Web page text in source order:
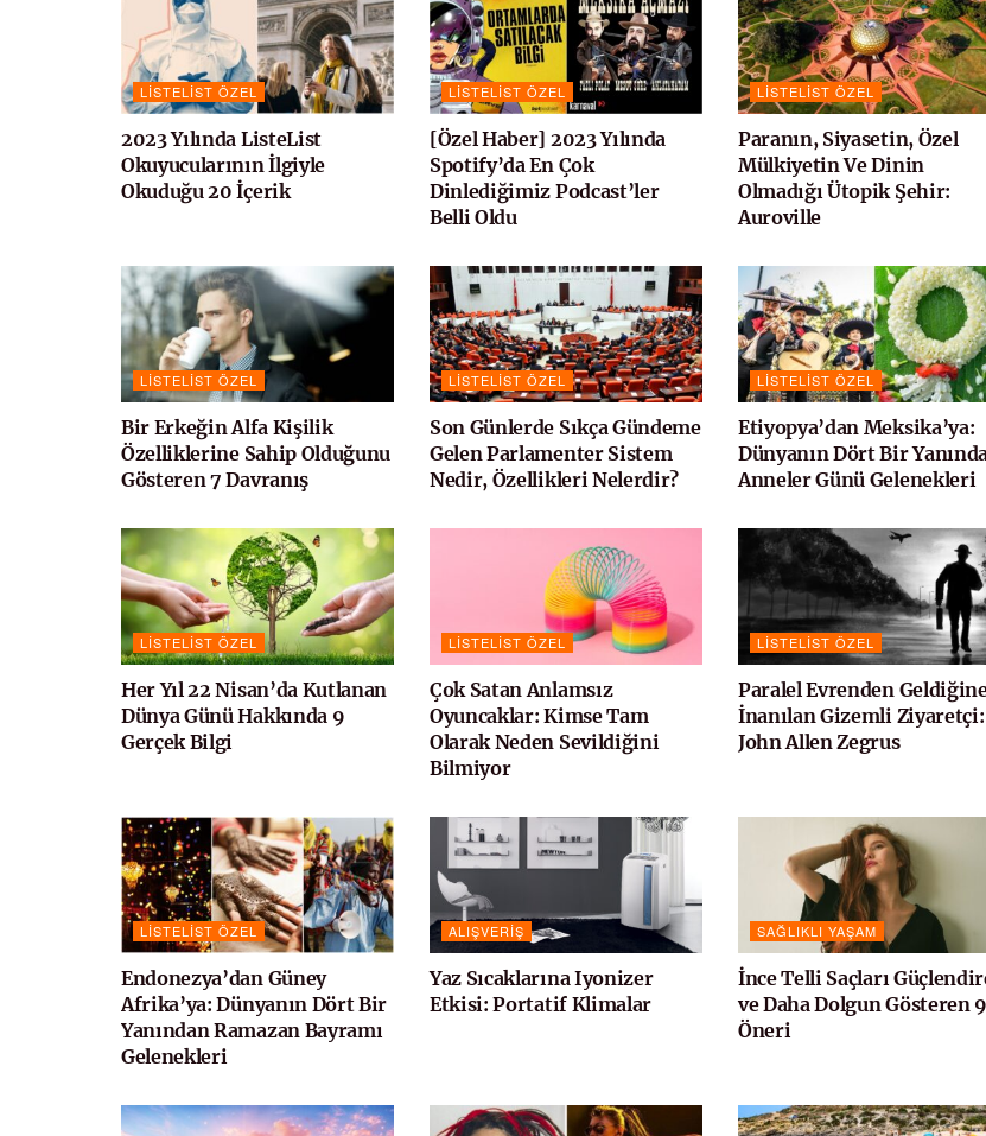
LISTELIST ÖZEL
2023 Yılında ListeList
Okuyucularının İlgiyle
Okuduğu 20 İçerik
LISTELIST ÖZEL
[Özel Haber] 2023 Yılında
Spotify’da En Çok
Dinlediğimiz Podcast’ler
Belli Oldu
LISTELIST ÖZEL
Paranın, Siyasetin, Özel
Mülkiyetin Ve Dinin
Olmadığı Ütopik Şehir:
Auroville
LISTELIST ÖZEL
Bir Erkeğin Alfa Kişilik
Özelliklerine Sahip Olduğunu
Gösteren 7 Davranış
LISTELIST ÖZEL
Son Günlerde Sıkça Gündeme
Gelen Parlamenter Sistem
Nedir, Özellikleri Nelerdir?
LISTELIST ÖZEL
Etiyopya’dan Meksika’ya:
Dünyanın Dört Bir
Anneler Günü Gelenekleri
LISTELIST ÖZEL
Her Yıl 22 Nisan’da Kutlanan
Dünya Günü Hakkında 9
Gerçek Bilgi
LISTELIST ÖZEL
Çok Satan Anlamsız
Oyuncaklar: Kimse Tam
Olarak Neden Sevildiğini
Bilmiyor
LISTELIST ÖZEL
Paralel Evrenden
İnanılan Gizemli Ziyaretçi:
John Allen Zegrus
LISTELIST ÖZEL
Endonezya’dan Güney
Afrika’ya: Dünyanın Dört Bir
Yanından Ramazan Bayramı
Gelenekleri
ALIŞVERIŞ
Yaz Sıcaklarına Iyonizer
Etkisi: Portatif Klimalar
SAĞLIKLI YAŞAM
İnce Telli Saçları
ve Daha Dolgun Gösteren 9
Öneri